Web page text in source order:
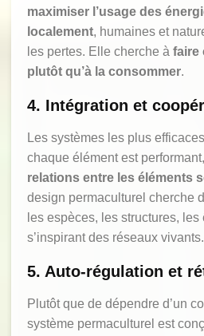
maximiser l’usage des
localement, humaines et
les pertes. Elle cherche à faire
plutôt qu’à la consommer.
4. Intégration et
Les systèmes les plus
chaque élément est
relations entre les éléments
design permaculturel cherche
les espèces, les structures,
s’inspirant des réseaux vivants.
5. Auto-régulation et
Plutôt que de dépendre d’un
système permaculturel est